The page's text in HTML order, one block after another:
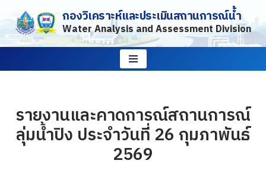
Skip
to
กองวิเคราะห์และประเมินสถานการณ์น้ำ
Water Analysis and Assessment Division
รายงานและคาดการณ์สถานการณ์
ลุ่มน้ำปิง ประจำวันที่ 26 กุมภาพันธ์
2569